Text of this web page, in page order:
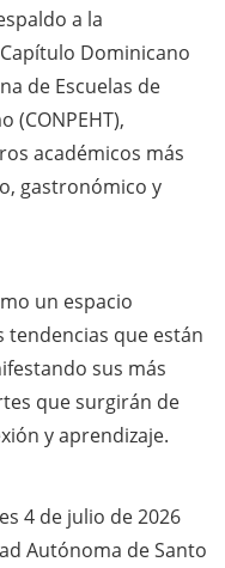
a la
Dominicano
de Escuelas de
(CONPEHT),
académicos más
gastronómico y
un espacio
tendencias que están
sus más
que surgirán de
y aprendizaje.
4 de julio de 2026
Autónoma de Santo